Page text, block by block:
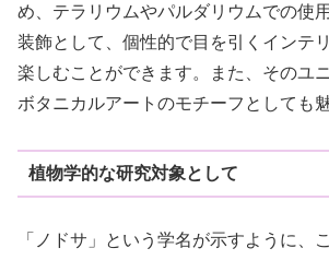
め、テラリウムやパルダリウムでの使
装飾として、個性的で目を引くインテ
楽しむことができます。また、そのユ
ボタニカルアートのモチーフとしても
植物学的な研究対象として
「ノドサ」という学名が示すように、